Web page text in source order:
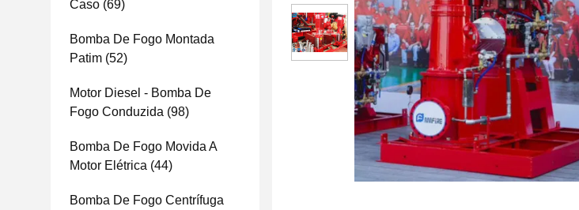
Caso (69)
Bomba De Fogo Montada
Patim (52)
Motor Diesel - Bomba De
Fogo Conduzida (98)
Bomba De Fogo Movida A
Motor Elétrica (44)
Bomba De Fogo Centrífuga